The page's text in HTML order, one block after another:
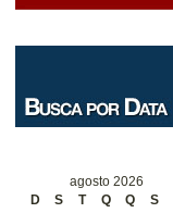
agosto 2026
D
S T Q Q S